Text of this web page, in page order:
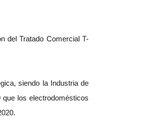
del Tratado Comercial T-
siendo la Industria de
los electrodomésticos